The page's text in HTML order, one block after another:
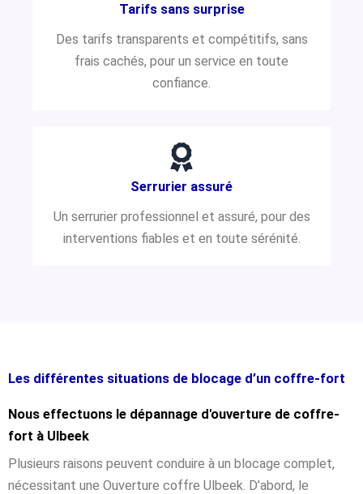
Tarifs sans surprise
Des tarifs transparents et compétitifs, sans
frais cachés, pour un service en toute
confiance.
Serrurier assuré
Un serrurier professionnel et assuré, pour des
interventions fiables et en toute sérénité.
Les différentes situations de blocage d’un coffre-fort
Nous effectuons le dépannage d'ouverture de coffre-
fort à Ulbeek
Plusieurs raisons peuvent conduire à un blocage complet,
nécessitant une Ouverture coffre Ulbeek. D’abord, le